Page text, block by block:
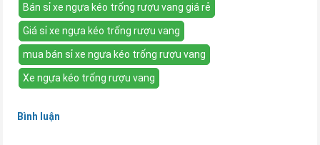
Bán sỉ xe ngựa kéo trống rượu vang giá rẻ
Giá sỉ xe ngựa kéo trống rượu vang
mua bán sỉ xe ngựa kéo trống rượu vang
Xe ngựa kéo trống rượu vang
Bình luận